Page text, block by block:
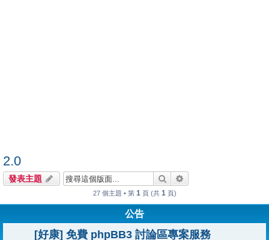
2.0
發表主題 搜尋
27 個主題 • 第 1 頁 (共 1 頁)
公告
[好康] 免費 phpBB3 討論區專案服務